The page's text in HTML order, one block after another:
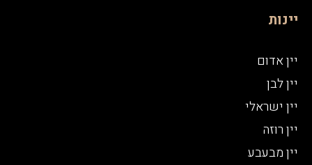
יינות
יין אדום
יין לבן
יין ישראלי
יין רוזה
יין מבעבע